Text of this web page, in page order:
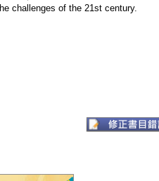
challenges of the 21st century.